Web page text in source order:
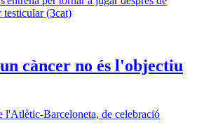
càncer no és l'objectiu